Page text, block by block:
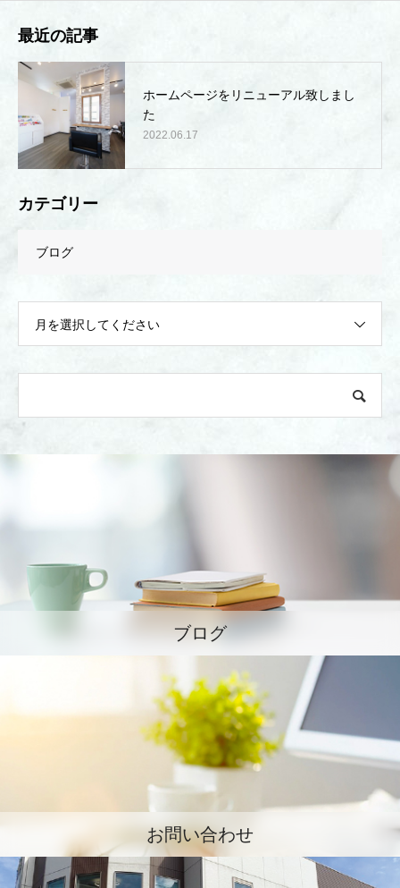
最近の記事
ホームページをリニューアル致しまし
た
2022.06.17
カテゴリー
ブログ
月を選択してください
ブログ
お問い合わせ